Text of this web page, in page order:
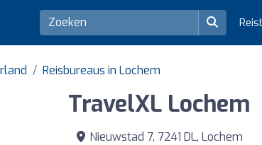
Reisbureaus in Lochem
TravelXL Lochem
Nieuwstad 7, 7241 DL, Lochem